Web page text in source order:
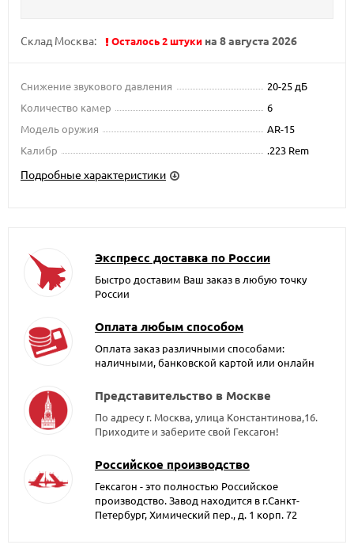
Склад Москва: Осталось 2 штуки на 8 августа 2026
Снижение звукового давления
20-25 дБ
Количество камер
6
Модель оружия
AR-15
Калибр
.223 Rem
Подробные характеристики
Экспресс доставка по России
Быстро доставим Ваш заказ в любую точку
России
Оплата любым способом
Оплата заказ различными способами:
наличными, банковской картой или онлайн
Представительство в Москве
По адресу г. Москва, улица Константинова,16.
Приходите и заберите свой Гексагон!
Российское производство
Гексагон - это полностью Российское
производство. Завод находится в г.Санкт-
Петербург, Химический пер., д. 1 корп. 72